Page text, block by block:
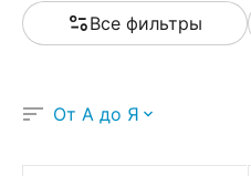
Все фильтры
От А до Я